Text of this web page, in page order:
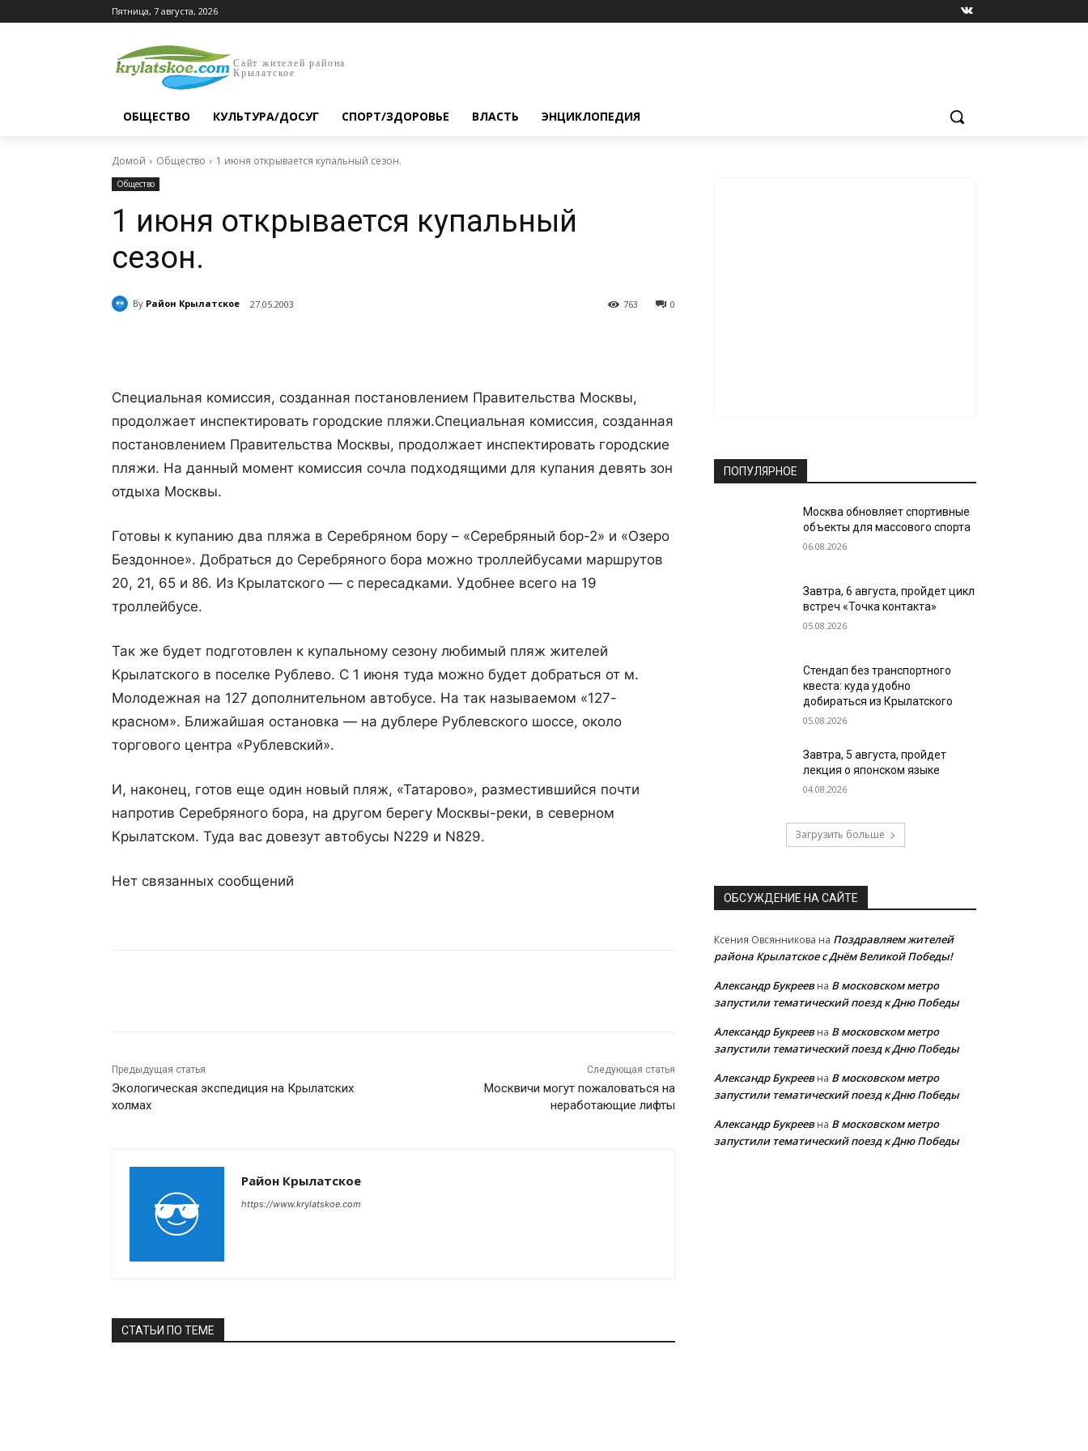
Пятница, 7 августа, 2026
Сайт жителей района
Крылатское
ОБЩЕСТВО КУЛЬТУРА/ДОСУГ СПОРТ/ЗДОРОВЬЕ ВЛАСТЬ ЭНЦИКЛОПЕДИЯ
Домой Общество 1 июня открывается купальный сезон.
Общество
1 июня открывается купальный
сезон.
By Район Крылатское 27.05.2003 0
763
Специальная комиссия, созданная постановлением Правительства Москвы,
продолжает инспектировать городские пляжи.Специальная комиссия, созданная
постановлением Правительства Москвы, продолжает инспектировать городские
пляжи. На данный момент комиссия сочла подходящими для купания девять зон
отдыха Москвы.
Готовы к купанию два пляжа в Серебряном бору – «Серебряный бор-2» и «Озеро
Бездонное». Добраться до Серебряного бора можно троллейбусами маршрутов
20, 21, 65 и 86. Из Крылатского — с пересадками. Удобнее всего на 19
троллейбусе.
Так же будет подготовлен к купальному сезону любимый пляж жителей
Крылатского в поселке Рублево. С 1 июня туда можно будет добраться от м.
Молодежная на 127 дополнительном автобусе. На так называемом «127-
красном». Ближайшая остановка — на дублере Рублевского шоссе, около
торгового центра «Рублевский».
И, наконец, готов еще один новый пляж, «Татарово», разместившийся почти
напротив Серебряного бора, на другом берегу Москвы-реки, в северном
Крылатском. Туда вас довезут автобусы N229 и N829.
Нет связанных сообщений
Предыдущая статья
Экологическая экспедиция на Крылатских
холмах
Следующая статья
Москвичи могут пожаловаться на
неработающие лифты
Район Крылатское
https://www.krylatskoe.com
СТАТЬИ ПО ТЕМЕ
ПОПУЛЯРНОЕ
Москва обновляет спортивные
объекты для массового спорта
06.08.2026
Завтра, 6 августа, пройдет цикл
встреч «Точка контакта»
05.08.2026
Стендап без транспортного
квеста: куда удобно
добираться из Крылатского
05.08.2026
Завтра, 5 августа, пройдет
лекция о японском языке
04.08.2026
Загрузить больше
ОБСУЖДЕНИЕ НА САЙТЕ
Ксения Овсянникова на Поздравляем жителей
района Крылатское с Днём Великой Победы!
Александр Букреевна В московском метро
запустили тематический поезд к Дню Победы
Александр Букреевна В московском метро
запустили тематический поезд к Дню Победы
Александр Букреевна В московском метро
запустили тематический поезд к Дню Победы
Александр Букреевна В московском метро
запустили тематический поезд к Дню Победы